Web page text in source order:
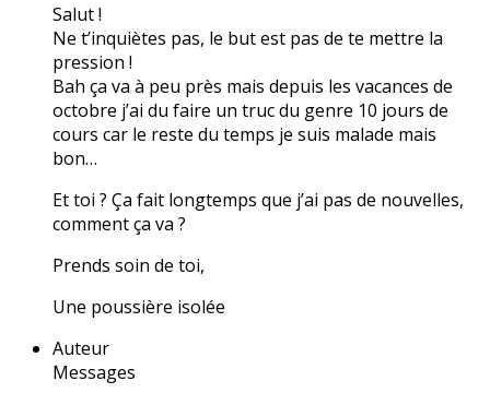
Salut !
Ne t’inquiètes pas, le but est pas de te mettre la
pression !
Bah ça va à peu près mais depuis les vacances de
octobre j’ai du faire un truc du genre 10 jours de
cours car le reste du temps je suis malade mais
bon…
Et toi ? Ça fait longtemps que j’ai pas de nouvelles,
comment ça va ?
Prends soin de toi,
Une poussière isolée
Auteur
Messages